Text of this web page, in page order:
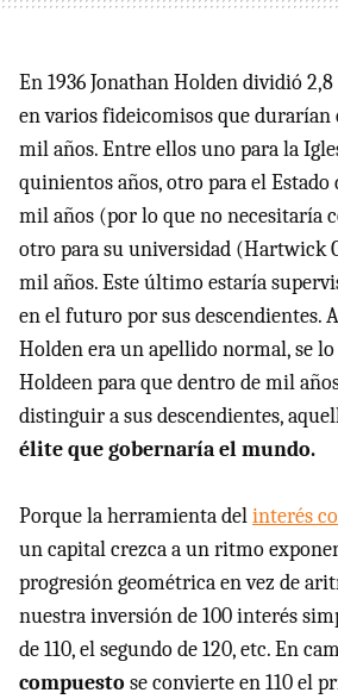
En 1936 Jonathan Holden dividió
en varios fideicomisos que
mil años. Entre ellos uno para la
quinientos años, otro para el Estado
mil años (por lo que no necesitaría
otro para su universidad (Hartwick
mil años. Este último estaría
en el futuro por sus descendientes.
Holden era un apellido normal, se
Holdeen para que dentro de mil
distinguir a sus descendientes,
élite que gobernaría el mundo.
Porque la herramienta delinterés
un capital crezca a un ritmo
progresión geométrica en vez de
nuestra inversión de 100 interés
de 110, el segundo de 120, etc. En
compuesto se convierte en 110 el